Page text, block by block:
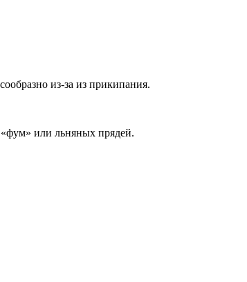
из-за из прикипания.
«фум» или льняных прядей.